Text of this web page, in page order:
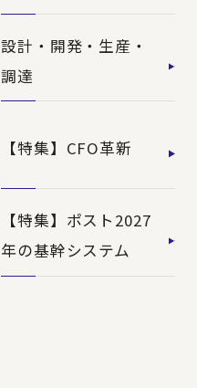
設計・開発・生産・
調達
【特集】CFO革新
【特集】ポスト2027
年の基幹システム